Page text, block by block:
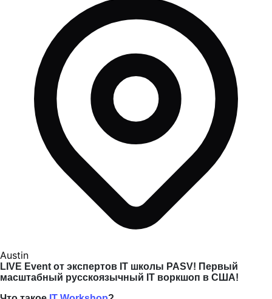
Austin
LIVE Event от экспертов IT школы PASV! Первый
масштабный русскоязычный IT воркшоп в США!